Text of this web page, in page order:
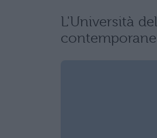
L'Università